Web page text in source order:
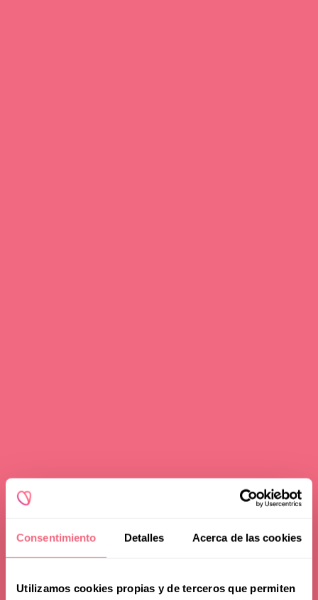
Consentimiento Detalles Acerca de las cookies
Utilizamos cookies propias y de terceros que permiten